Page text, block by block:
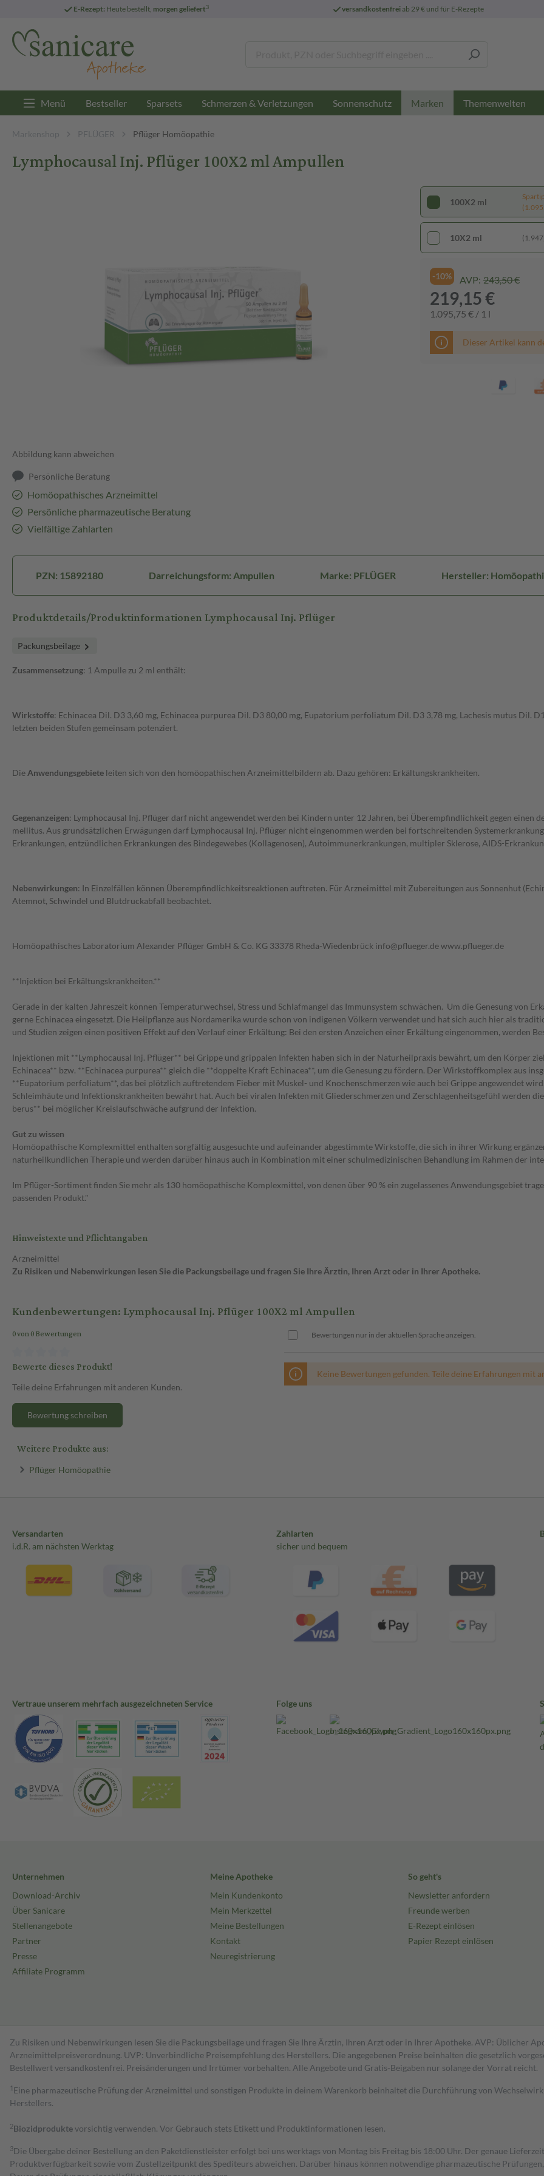
E-Rezept: Heute bestellt, morgen geliefert3 versandkostenfreiab 29 € und für E-Rezepte
Menü Bestseller Sparsets Schmerzen & Verletzungen Sonnenschutz Marken Themenwelten
Markenshop PFLÜGER Pflüger Homöopathie
Lymphocausal Inj. Pflüger 100X2 ml Ampullen
Abbildung kann abweichen
Persönliche Beratung
Homöopathisches Arzneimittel
Persönliche pharmazeutische Beratung
Vielfältige Zahlarten
100X2 ml
10X2 ml
-10% AVP: 243,50 €
219,15 €
1.095,75 € / 1 l
Dieser Artikel kann
PZN: 15892180 Darreichungsform: Ampullen Marke: PFLÜGER Hersteller:
Produktdetails/Produktinformationen Lymphocausal Inj. Pflüger
Packungsbeilage
Zusammensetzung: 1 Ampulle zu 2 ml enthält:
Wirkstoffe: Echinacea Dil. D3 3,60 mg, Echinacea purpurea Dil. D3 80,00 mg, Eupatorium perfoliatum Dil. D3 3,78 mg, Lachesis mutus Dil.
letzten beiden Stufen gemeinsam potenziert.
Die Anwendungsgebiete leiten sich von den homöopathischen Arzneimittelbildern ab. Dazu gehören: Erkältungskrankheiten.
Gegenanzeigen: Lymphocausal Inj. Pflüger darf nicht angewendet werden bei Kindern unter 12 Jahren, bei Überempfindlichkeit gegen
mellitus. Aus grundsätzlichen Erwägungen darf Lymphocausal Inj. Pflüger nicht eingenommen werden bei fortschreitenden
Erkrankungen, entzündlichen Erkrankungen des Bindegewebes (Kollagenosen), Autoimmunerkrankungen, multipler Sklerose, AIDS-
Nebenwirkungen: In Einzelfällen können Überempfindlichkeitsreaktionen auftreten. Für Arzneimittel mit Zubereitungen aus Sonnenhut
Atemnot, Schwindel und Blutdruckabfall beobachtet.
Homöopathisches Laboratorium Alexander Pflüger GmbH & Co. KG 33378 Rheda-Wiedenbrück info@pflueger.de www.pflueger.de
**Injektion bei Erkältungskrankheiten.**
Gerade in der kalten Jahreszeit können Temperaturwechsel, Stress und Schlafmangel das Immunsystem schwächen. Um die Genesung von
gerne Echinacea eingesetzt. Die Heilpflanze aus Nordamerika wurde schon von indigenen Völkern verwendet und hat sich auch hier als
und Studien zeigen einen positiven Effekt auf den Verlauf einer Erkältung: Bei den ersten Anzeichen einer Erkältung eingenommen, werden
Injektionen mit **Lymphocausal Inj. Pflüger** bei Grippe und grippalen Infekten haben sich in der Naturheilpraxis bewährt, um den Körper
Echinacea** bzw. **Echinacea purpurea** gleich die **doppelte Kraft Echinacea**, um die Genesung zu fördern. Der Wirkstoffkomplex aus
**Eupatorium perfoliatum**, das bei plötzlich auftretendem Fieber mit Muskel- und Knochenschmerzen wie auch bei Grippe angewendet
Schleimhäute und Infektionskrankheiten bewährt hat. Auch bei viralen Infekten mit Gliederschmerzen und Zerschlagenheitsgefühl werden
berus** bei möglicher Kreislaufschwäche aufgrund der Infektion.
Gut zu wissen
Homöopathische Komplexmittel enthalten sorgfältig ausgesuchte und aufeinander abgestimmte Wirkstoffe, die sich in ihrer Wirkung
naturheilkundlichen Therapie und werden darüber hinaus auch in Kombination mit einer schulmedizinischen Behandlung im Rahmen der
Im Pflüger-Sortiment finden Sie mehr als 130 homöopathische Komplexmittel, von denen über 90 % ein zugelassenes Anwendungsgebiet
passenden Produkt."
Hinweistexte und Pflichtangaben
Arzneimittel
Zu Risiken und Nebenwirkungen lesen Sie die Packungsbeilage und fragen Sie Ihre Ärztin, Ihren Arzt oder in Ihrer Apotheke.
Kundenbewertungen: Lymphocausal Inj. Pflüger 100X2 ml Ampullen
0 von 0 Bewertungen
Bewerte dieses Produkt!
Teile deine Erfahrungen mit anderen Kunden.
Bewertung schreiben
Bewertungen nur in der aktuellen Sprache anzeigen.
Keine Bewertungen gefunden. Teile deine Erfahrungen mit
Weitere Produkte aus:
Pflüger Homöopathie
Versandarten
i.d.R. am nächsten Werktag
Zahlarten
sicher und bequem
Vertraue unserem mehrfach ausgezeichneten Service Folge uns
Unternehmen
Download-Archiv
Über Sanicare
Stellenangebote
Partner
Presse
Affiliate Programm
Meine Apotheke
Mein Kundenkonto
Mein Merkzettel
Meine Bestellungen
Kontakt
Neuregistrierung
So geht's
Newsletter anfordern
Freunde werben
E-Rezept einlösen
Papier Rezept einlösen
Zu Risiken und Nebenwirkungen lesen Sie die Packungsbeilage und fragen Sie Ihre Ärztin, Ihren Arzt oder in Ihrer Apotheke. AVP: Üblicher
Arzneimittelpreisverordnung. UVP: Unverbindliche Preisempfehlung des Herstellers. Die angegebenen Preise beinhalten die gesetzlich
Bestell­wert versand­kosten­frei. Preisänderungen und Irrtümer vorbehalten. Alle Angebote und Gratis-Beigaben nur solange der Vorrat reicht.
1 Eine pharmazeutische Prüfung der Arzneimittel und sonstigen Produkte in deinem Warenkorb beinhaltet die Durchführung von
Herstellers.
2Biozidproduktevorsichtig verwenden. Vor Gebrauch stets Etikett und Produktinformationen lesen.
3Die Übergabe deiner Bestellung an den Paketdienstleister erfolgt bei uns werktags von Montag bis Freitag bis 18:00 Uhr. Der genaue
Produktverfügbarkeit sowie vom Zustellzeitpunkt des Spediteurs abweichen. Darüber hinaus können notwendige pharmazeutische